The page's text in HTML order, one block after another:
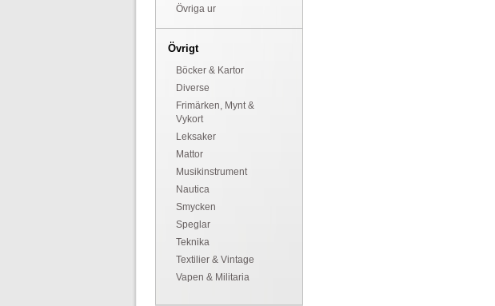
Övriga ur
Övrigt
Böcker & Kartor
Diverse
Frimärken, Mynt &
Vykort
Leksaker
Mattor
Musikinstrument
Nautica
Smycken
Speglar
Teknika
Textilier & Vintage
Vapen & Militaria